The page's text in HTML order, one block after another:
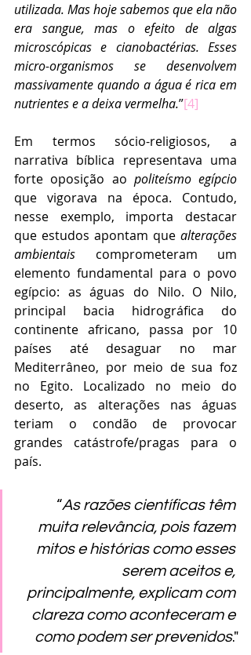
utilizada. Mas hoje sabemos que ela não
era sangue, mas o efeito de algas
microscópicas e cianobactérias. Esses
micro-organismos se desenvolvem
massivamente quando a água é rica em
nutrientes e a deixa vermelha.”[4]
Em termos sócio-religiosos, a
narrativa bíblica representava uma
forte oposição ao politeísmo egípcio
que vigorava na época. Contudo,
nesse exemplo, importa destacar
que estudos apontam que alterações
ambientais comprometeram um
elemento fundamental para o povo
egípcio: as águas do Nilo. O Nilo,
principal bacia hidrográfica do
continente africano, passa por 10
países até desaguar no mar
Mediterrâneo, por meio de sua foz
no Egito. Localizado no meio do
deserto, as alterações nas águas
teriam o condão de provocar
grandes catástrofe/pragas para o
país.
“As razões científicas têm
muita relevância, pois fazem
mitos e histórias como esses
serem aceitos e,
principalmente, explicam com
clareza como aconteceram e
como podem ser prevenidos."